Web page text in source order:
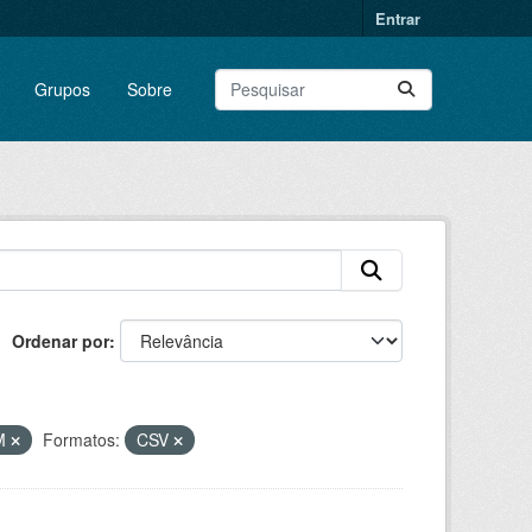
Entrar
Grupos Sobre
Ordenar por
Formatos: CSV